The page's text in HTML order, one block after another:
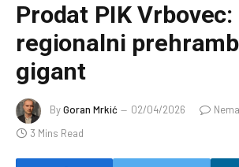
Prodat PIK
regionalni
gigant
ByGoran Mrkić 02/04/2026
3 Mins Read